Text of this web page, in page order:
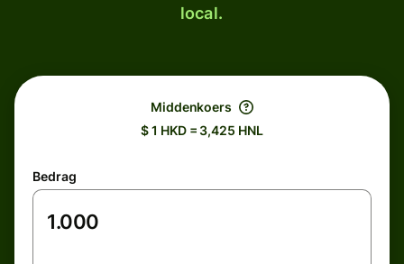
local.
Middenkoers
$ 1 HKD = 3,425 HNL
Bedrag